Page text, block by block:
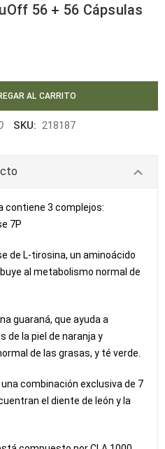
56 + 56 Cápsulas
SKU: 218187
contiene 3 complejos:
7P
de L-tirosina, un aminoácido
al metabolismo normal de
guaraná, que ayuda a
de la piel de naranja y
de las grasas, y té verde.
una combinación exclusiva de 7
el diente de león y la